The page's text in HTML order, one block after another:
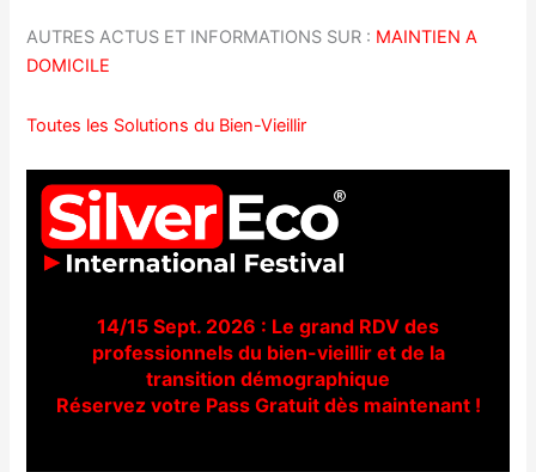
AUTRES ACTUS ET INFORMATIONS SUR : MAINTIEN A
DOMICILE
Toutes les Solutions du Bien-Vieillir
14/15 Sept. 2026 : Le grand RDV des
professionnels du bien-vieillir et de la
transition démographique
Réservez votre Pass Gratuit dès maintenant !